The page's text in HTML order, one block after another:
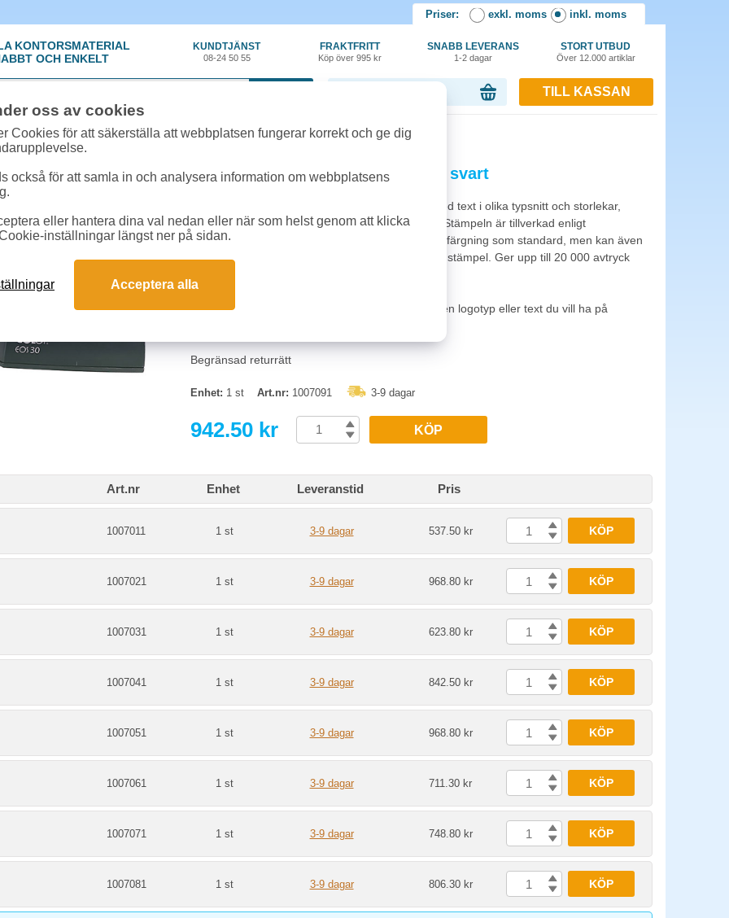
Priser: exkl. moms inkl. moms
KONTORSMATERIAL
OCH ENKELT
KUNDTJÄNST
08-24 50 55
FRAKTFRITT
Köp över 995 kr
SNABB LEVERANS
1-2 dagar
STORT UTBUD
Över 12.000 artiklar
TILL KASSAN
»Stämplar »Stämpel Colop EOS 55 63x40mm svart
Stämpel Colop EOS 55 63x40mm svart
Självfärgande stämpel med egen text. Kan fås med text i olika typsnitt och storlekar,
med eller utan ram, logotyp, namnteckning m.m. Stämpeln är tillverkad enligt
flashmetoden vilket ger ett skarpt avtryck. Svart infärgning som standard, men kan även
fås med blå, röd, viol eller grön och som 2-färgad stämpel. Ger upp till 20 000 avtryck
När du lagt din order kan du maila kundtjänst vilken logotyp eller text du vill ha på
Begränsad returrätt
Enhet: 1 st Art.nr: 1007091 3-9 dagar
942.50 kr KÖP
Art.nr Enhet Leveranstid Pris
1007011 1 st 3-9 dagar 537.50 kr KÖP
1007021 1 st 3-9 dagar 968.80 kr KÖP
1007031 1 st 3-9 dagar 623.80 kr KÖP
1007041 1 st 3-9 dagar 842.50 kr KÖP
1007051 1 st 3-9 dagar 968.80 kr KÖP
1007061 1 st 3-9 dagar 711.30 kr KÖP
1007071 1 st 3-9 dagar 748.80 kr KÖP
1007081 1 st 3-9 dagar 806.30 kr KÖP
oss av cookies
Cookies för att säkerställa att webbplatsen fungerar korrekt och ge dig
också för att samla in och analysera information om webbplatsens
eller hantera dina val nedan eller när som helst genom att klicka
inställningar längst ner på sidan.
Acceptera alla